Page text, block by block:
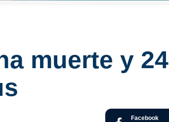
muerte y 24
Facebook